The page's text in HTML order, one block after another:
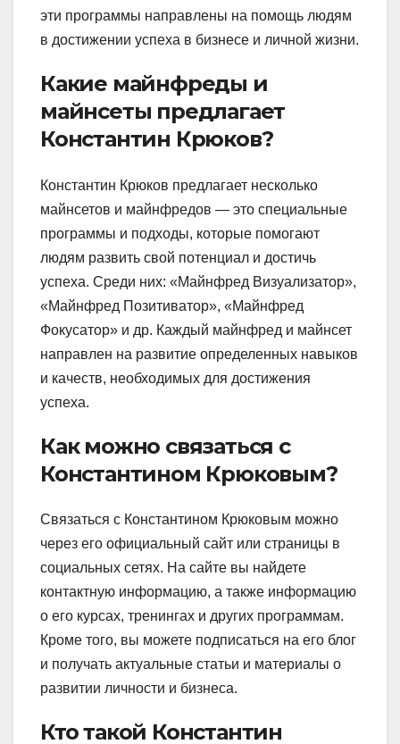
эти программы направлены на помощь людям
в достижении успеха в бизнесе и личной жизни.
Какие майнфреды и
майнсеты предлагает
Константин Крюков?
Константин Крюков предлагает несколько
майнсетов и майнфредов — это специальные
программы и подходы, которые помогают
людям развить свой потенциал и достичь
успеха. Среди них: «Майнфред Визуализатор»,
«Майнфред Позитиватор», «Майнфред
Фокусатор» и др. Каждый майнфред и майнсет
направлен на развитие определенных навыков
и качеств, необходимых для достижения
успеха.
Как можно связаться с
Константином Крюковым?
Связаться с Константином Крюковым можно
через его официальный сайт или страницы в
социальных сетях. На сайте вы найдете
контактную информацию, а также информацию
о его курсах, тренингах и других программам.
Кроме того, вы можете подписаться на его блог
и получать актуальные статьи и материалы о
развитии личности и бизнеса.
Кто такой Константин